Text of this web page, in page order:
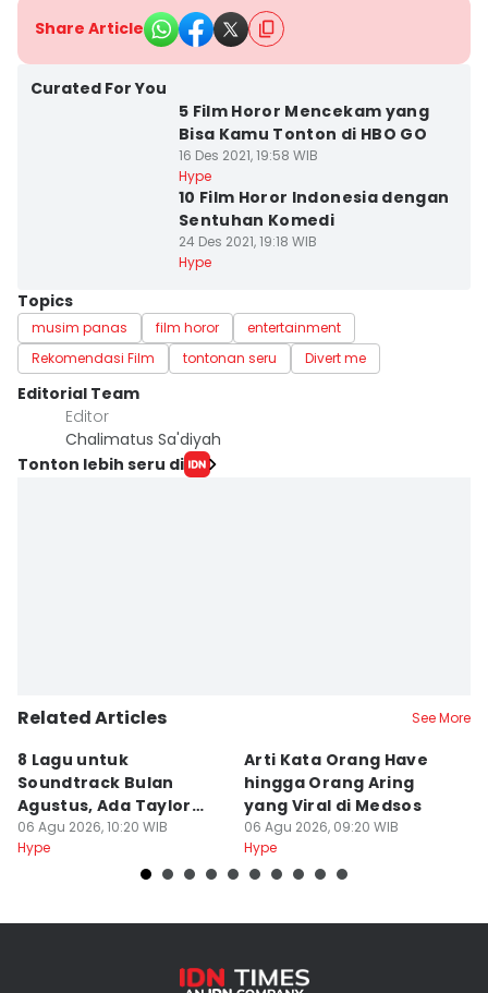
Share Article
Curated For You
5 Film Horor Mencekam yang
Bisa Kamu Tonton di HBO GO
16 Des 2021, 19:58 WIB
Hype
10 Film Horor Indonesia dengan
Sentuhan Komedi
24 Des 2021, 19:18 WIB
Hype
Topics
musim panas film horor
entertainment
Rekomendasi Film
tontonan seru Divert me
Editorial Team
Editor
Chalimatus Sa'diyah
Tonton lebih seru di
Related Articles See More
8 Lagu untuk
Soundtrack Bulan
Agustus, Ada Taylor
Swift!
06 Agu 2026, 10:20 WIB
Hype
Arti Kata Orang Have
hingga Orang Aring
yang Viral di Medsos
06 Agu 2026, 09:20 WIB
Hype